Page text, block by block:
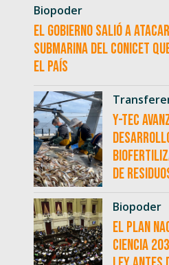
Biopoder
El Gobierno salió a
submarina del CONICET
el país
Y-TEC
de
Biopoder
El Plan
Ciencia